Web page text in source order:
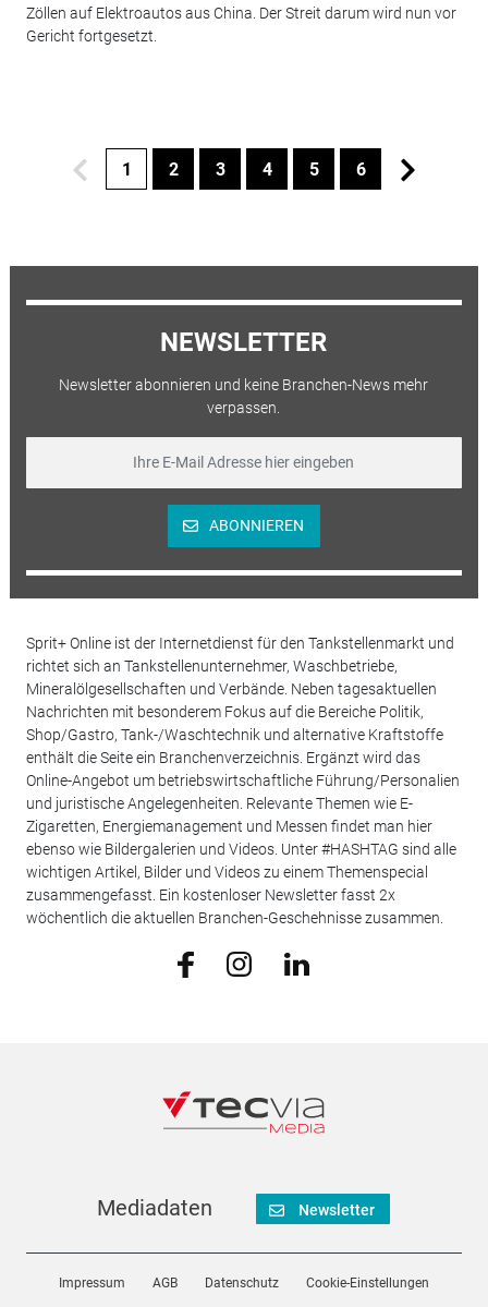
Zöllen auf Elektroautos aus China. Der Streit darum wird nun vor
Gericht fortgesetzt.
1 2 3 4 5 6
NEWSLETTER
Newsletter abonnieren und keine Branchen-News mehr
verpassen.
ABONNIEREN
Sprit+ Online ist der Internetdienst für den Tankstellenmarkt und
richtet sich an Tankstellenunternehmer, Waschbetriebe,
Mineralölgesellschaften und Verbände. Neben tagesaktuellen
Nachrichten mit besonderem Fokus auf die Bereiche Politik,
Shop/Gastro, Tank-/Waschtechnik und alternative Kraftstoffe
enthält die Seite ein Branchenverzeichnis. Ergänzt wird das
Online-Angebot um betriebswirtschaftliche Führung/Personalien
und juristische Angelegenheiten. Relevante Themen wie E-
Zigaretten, Energiemanagement und Messen findet man hier
ebenso wie Bildergalerien und Videos. Unter #HASHTAG sind alle
wichtigen Artikel, Bilder und Videos zu einem Themenspecial
zusammengefasst. Ein kostenloser Newsletter fasst 2x
wöchentlich die aktuellen Branchen-Geschehnisse zusammen.
Mediadaten Newsletter
Impressum AGB Datenschutz Cookie-Einstellungen